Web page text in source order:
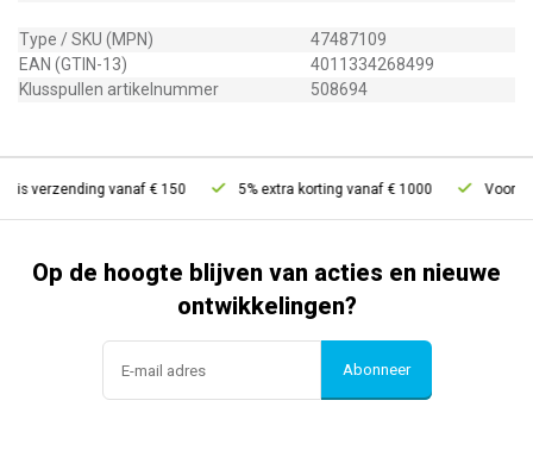
Type / SKU (MPN)
47487109
EAN (GTIN-13)
4011334268499
Klusspullen artikelnummer
508694
verzending vanaf € 150 5% extra korting vanaf € 1000 Voor
Op de hoogte blijven van acties en nieuwe
ontwikkelingen?
Abonneer